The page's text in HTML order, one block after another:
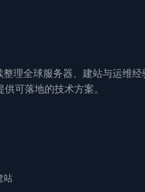
整理全球服务器、建站与运维
可落地的技术方案。
站